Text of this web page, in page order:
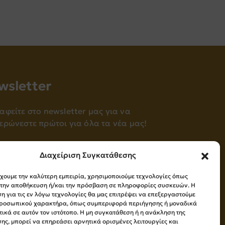
Διαχείριση Συγκατάθεσης
την καλύτερη εμπειρία, χρησιμοποιούμε τεχνολογίες όπως
αποθήκευση ή/και την πρόσβαση σε πληροφορίες συσκευών. Η
για τις εν λόγω τεχνολογίες θα μας επιτρέψει να επεξεργαστούμε
χαρακτήρα, όπως συμπεριφορά περιήγησης ή μοναδικά
σε αυτόν τον ιστότοπο. Η μη συγκατάθεση ή η ανάκληση της
μπορεί να επηρεάσει αρνητικά ορισμένες λειτουργίες και
στο newsletter μας για να
πρώτοι για όλα τα νέα μας!
Εγγραφή
Press Kit